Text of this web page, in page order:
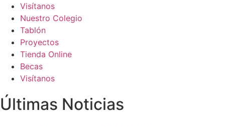
Visítanos
Nuestro Colegio
Tablón
Proyectos
Tienda Online
Becas
Visítanos
Últimas Noticias